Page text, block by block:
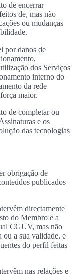
de encerrar
de, mas não
ou mudanças
por danos de
dos Serviços
interno do
da rede
maior.
de completar ou
e os
das tecnologias
obrigação de
publicados
directamente
do Membro e a
CGUV, mas não
a sua validade, e
do perfil feitas
nas relações e